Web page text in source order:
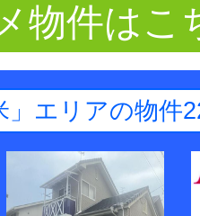
物件はこ
」エリアの物件